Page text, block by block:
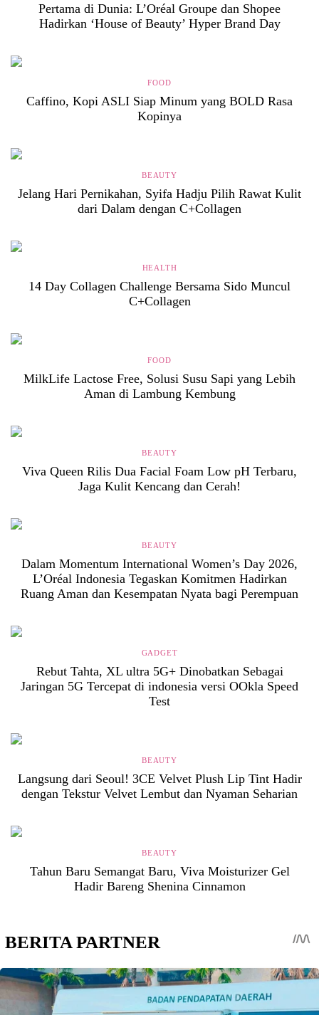
Pertama di Dunia: L’Oréal Groupe dan Shopee
Hadirkan ‘House of Beauty’ Hyper Brand Day
FOOD
Caffino, Kopi ASLI Siap Minum yang BOLD Rasa
Kopinya
BEAUTY
Jelang Hari Pernikahan, Syifa Hadju Pilih Rawat Kulit
dari Dalam dengan C+Collagen
HEALTH
14 Day Collagen Challenge Bersama Sido Muncul
C+Collagen
FOOD
MilkLife Lactose Free, Solusi Susu Sapi yang Lebih
Aman di Lambung Kembung
BEAUTY
Viva Queen Rilis Dua Facial Foam Low pH Terbaru,
Jaga Kulit Kencang dan Cerah!
BEAUTY
Dalam Momentum International Women’s Day 2026,
L’Oréal Indonesia Tegaskan Komitmen Hadirkan
Ruang Aman dan Kesempatan Nyata bagi Perempuan
GADGET
Rebut Tahta, XL ultra 5G+ Dinobatkan Sebagai
Jaringan 5G Tercepat di indonesia versi OOkla Speed
Test
BEAUTY
Langsung dari Seoul! 3CE Velvet Plush Lip Tint Hadir
dengan Tekstur Velvet Lembut dan Nyaman Seharian
BEAUTY
Tahun Baru Semangat Baru, Viva Moisturizer Gel
Hadir Bareng Shenina Cinnamon